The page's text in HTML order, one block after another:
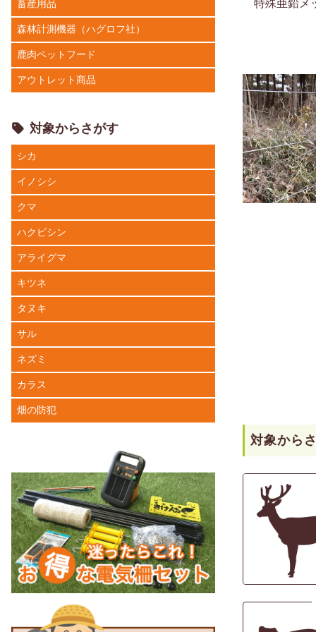
特殊亜鉛メ
対象から
畜産用品
森林計測機器（ハグロフ社）
鹿肉ペットフード
アウトレット商品
対象からさがす
シカ
イノシシ
クマ
ハクビシン
アライグマ
キツネ
タヌキ
サル
ネズミ
カラス
畑の防犯